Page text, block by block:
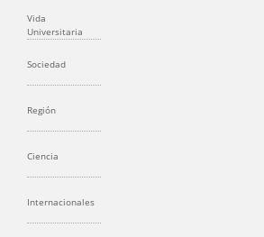
Vida
Universitaria
Sociedad
Región
Ciencia
Internacionales